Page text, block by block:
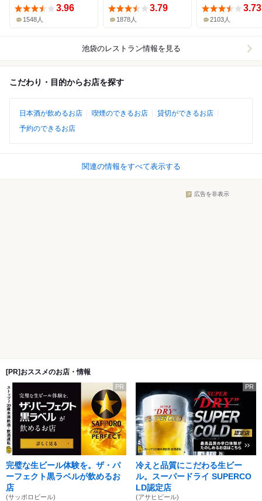
3.96
1548人
3.79
1878人
3.73
2103人
池袋のレストラン情報を見る
こだわり・目的からお店を探す
日本酒が飲めるお店 喫煙のできるお店
貸切ができるお店
予約のできるお店
関連の情報をすべて表示する
広告を非表示
[PR]おススメのお店・情報
PR
完璧な生ビール体験を。ザ・パ
ーフェクト黒ラベルが飲めるお
店
(サッポロビール)
PR
冷えと品質にこだわる生ビー
ル。スーパードライ SUPERCO
LD認定店
(アサヒビール)